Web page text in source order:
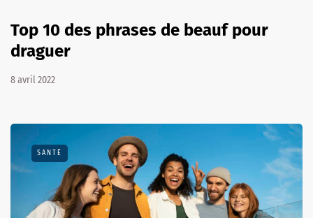
Top 10 des phrases de beauf pour
draguer
8 avril 2022
SANTÉ